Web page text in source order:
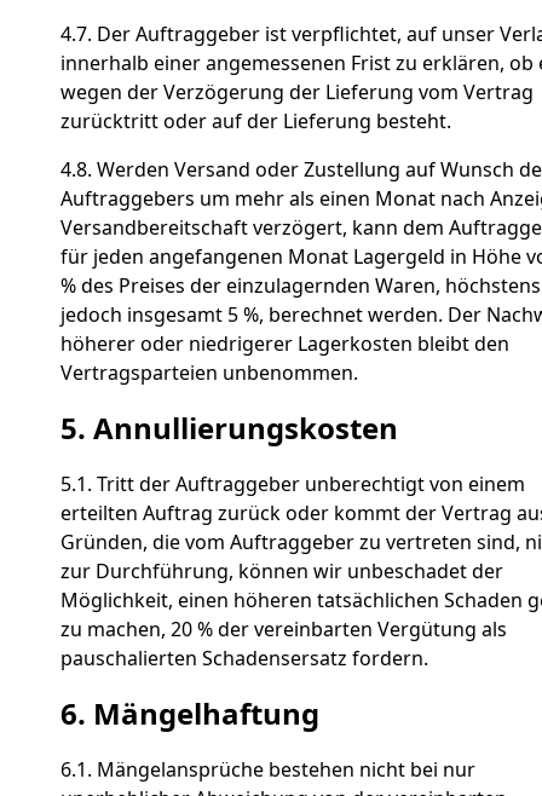
4.7. Der Auftraggeber ist verpflichtet, auf unser
innerhalb einer angemessenen Frist zu erklären, ob
wegen der Verzögerung der Lieferung vom Vertrag
zurücktritt oder auf der Lieferung besteht.
4.8. Werden Versand oder Zustellung auf Wunsch
Auftraggebers um mehr als einen Monat nach
Versandbereitschaft verzögert, kann dem
für jeden angefangenen Monat Lagergeld in Höhe
% des Preises der einzulagernden Waren, höchstens
jedoch insgesamt 5 %, berechnet werden. Der
höherer oder niedrigerer Lagerkosten bleibt den
Vertragsparteien unbenommen.
5. Annullierungskosten
5.1. Tritt der Auftraggeber unberechtigt von einem
erteilten Auftrag zurück oder kommt der Vertrag
Gründen, die vom Auftraggeber zu vertreten sind,
zur Durchführung, können wir unbeschadet der
Möglichkeit, einen höheren tatsächlichen Schaden
zu machen, 20 % der vereinbarten Vergütung als
pauschalierten Schadensersatz fordern.
6. Mängelhaftung
6.1. Mängelansprüche bestehen nicht bei nur